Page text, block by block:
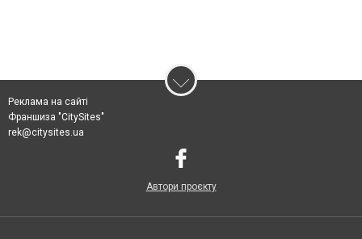
Реклама на сайті
Франшиза "CitySites"
rek@citysites.ua
Автори проєкту